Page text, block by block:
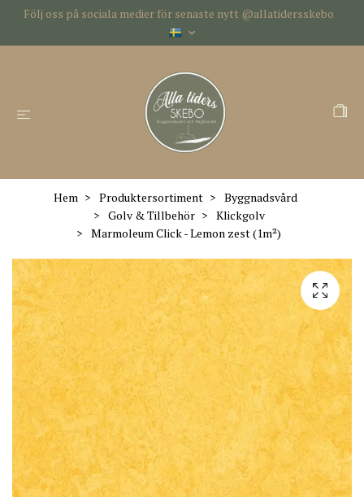
Följ oss på sociala medier för senaste nytt @allatidersskebo
Hem Produktersortiment
Byggnadsvård
Golv & Tillbehör
Klickgolv
Marmoleum Click - Lemon zest (1m²)